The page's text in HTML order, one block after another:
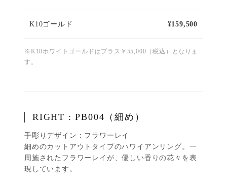
K10ゴールド ¥159,500
※K18ホワイトゴールドはプラス￥55,000（税込）となりま
す。
RIGHT : PB004（細め）
手彫りデザイン：フラワーレイ
細めのカットアウトタイプのハワイアンリング。一
周施されたフラワーレイが、優しい香りの花々を表
現しています。